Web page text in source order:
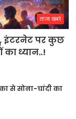
ताजा खबरे
पर कुछ
ध्यान..!
से सोना-चांदी का